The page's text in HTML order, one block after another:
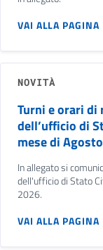
VAI ALLA PAGINA
NOVITÀ
Turni e orari
dell’ufficio di
mese di
In allegato si
dell'ufficio di Stato
2026.
VAI ALLA PAGINA